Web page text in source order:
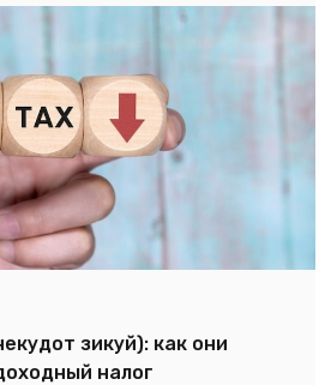
зикуй): как они
налог